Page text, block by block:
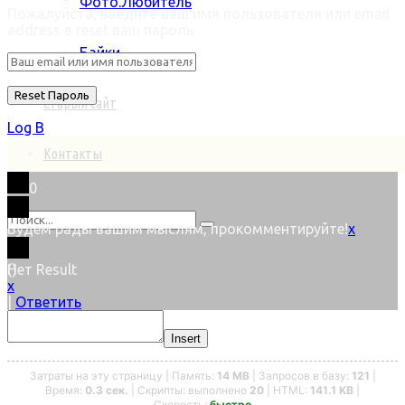
Байки
Старый сайт
Контакты
Нет Result
Пожалуйста, введите ваш имя пользователя или email
Log В
0
Будем рады вашим мыслям, прокомментируйте!x
()
x
Ответить
Insert
Затраты на эту страницу | Память: 14 MB | Запросов в базу: 121
Время: 0.3 сек. | Скрипты: выполнено 20 | HTML: 141.1 KB